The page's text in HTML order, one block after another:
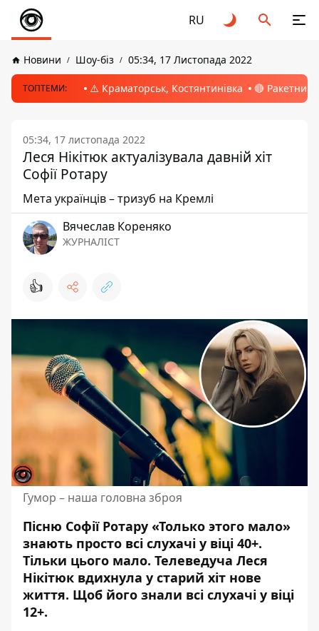
RU
Новини Шоу-біз 05:34, 17 Листопада 2022
ТОПТЕМИ: ⚠️ Краматорськ, Костянтинівка 🔴 Ракетний
05:34, 17 листопада 2022
Леся Нікітюк актуалізувала давній хіт
Софії Ротару
Мета українців – тризуб на Кремлі
Вячеслав Кореняко
ЖУРНАЛІСТ
👍
Гумор – наша головна зброя
Пісню Софії Ротару «Только этого мало»
знають просто всі слухачі у віці 40+.
Тільки цього мало. Телеведуча Леся
Нікітюк вдихнула у старий хіт нове
життя. Щоб його знали всі слухачі у віці
12+.